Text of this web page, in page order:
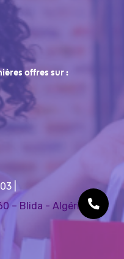
offres sur :
– Blida - Algérie